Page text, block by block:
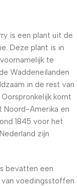
is een plant uit de
Deze plant is in
te
Waddeneilanden
in de rest van
komt
Noord-Amerika en
1845 voor het
zijn
bevatten een
van voedingsstoffen